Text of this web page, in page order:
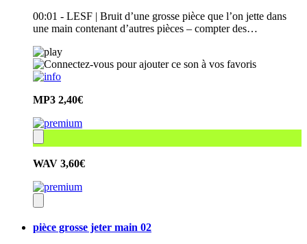
00:01 - LESF | Bruit d’une grosse pièce que l’on jette dans
une main contenant d’autres pièces – compter des…
MP3 2,40€
WAV 3,60€
pièce grosse jeter main 02